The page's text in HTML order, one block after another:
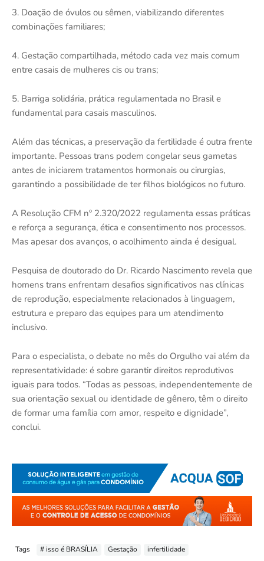
3. Doação de óvulos ou sêmen, viabilizando diferentes
combinações familiares;
4. Gestação compartilhada, método cada vez mais comum
entre casais de mulheres cis ou trans;
5. Barriga solidária, prática regulamentada no Brasil e
fundamental para casais masculinos.
Além das técnicas, a preservação da fertilidade é outra frente
importante. Pessoas trans podem congelar seus gametas
antes de iniciarem tratamentos hormonais ou cirurgias,
garantindo a possibilidade de ter filhos biológicos no futuro.
A Resolução CFM nº 2.320/2022 regulamenta essas práticas
e reforça a segurança, ética e consentimento nos processos.
Mas apesar dos avanços, o acolhimento ainda é desigual.
Pesquisa de doutorado do Dr. Ricardo Nascimento revela que
homens trans enfrentam desafios significativos nas clínicas
de reprodução, especialmente relacionados à linguagem,
estrutura e preparo das equipes para um atendimento
inclusivo.
Para o especialista, o debate no mês do Orgulho vai além da
representatividade: é sobre garantir direitos reprodutivos
iguais para todos. “Todas as pessoas, independentemente de
sua orientação sexual ou identidade de gênero, têm o direito
de formar uma família com amor, respeito e dignidade”,
conclui.
Tags # isso é BRASÍLIA Gestação infertilidade